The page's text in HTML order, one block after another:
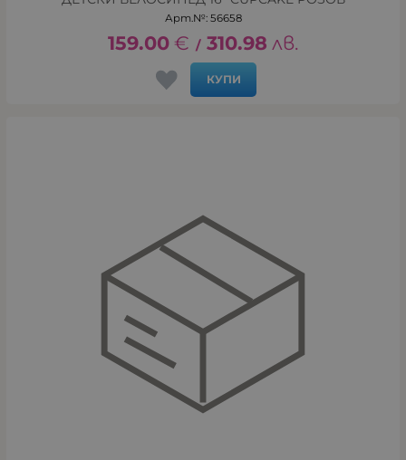
Арт.№: 56658
159.00 € / 310.98 лв.
КУПИ